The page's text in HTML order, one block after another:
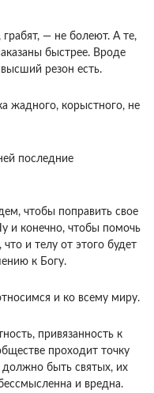
— не болеют. А те,
быстрее. Вроде
резон есть.
жадного, корыстного, не
последние
чтобы поправить свое
и конечно, чтобы помочь
и телу от этого будет
к Богу.
и ко всему миру.
привязанность к
проходит точку
должно быть святых, их
и вредна.